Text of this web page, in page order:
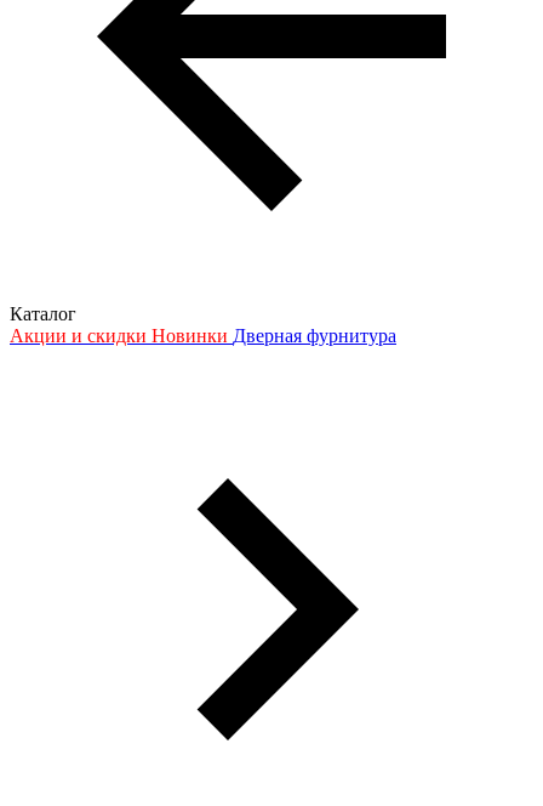
Каталог
Акции и скидки Новинки Дверная фурнитура